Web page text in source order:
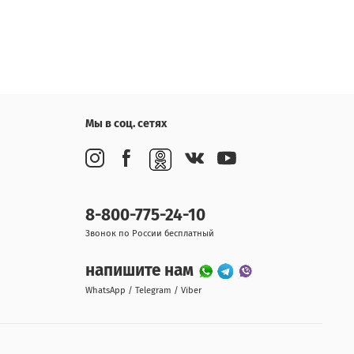
Мы в соц. сетях
8-800-775-24-10
Звонок по России бесплатный
напишите нам
WhatsApp / Telegram / Viber